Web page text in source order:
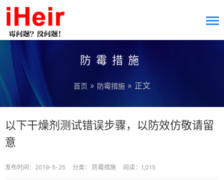
防霉措施
首页 » 防霉措施 » 正文
以下干燥剂测试错误步骤，以防效仿敬请留
意
发布时间：2019-5-25 分类： 防霉措施 阅读：1,015